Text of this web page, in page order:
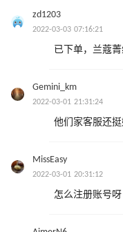
zd1203
2022-03-03 07:16:21
已下单，兰蔻
Gemini_km
2022-03-01 21:31:24
他们家客服还
MissEasy
2022-03-01 20:31:12
怎么注册账号呀